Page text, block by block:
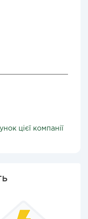
цієї компанії